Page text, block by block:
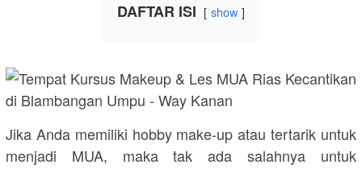
DAFTAR ISI show
Jika Anda memiliki hobby make-up atau tertarik untuk
menjadi MUA, maka tak ada salahnya untuk